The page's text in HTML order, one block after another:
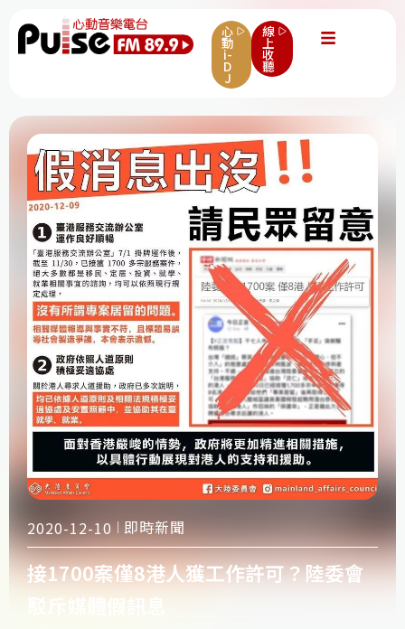
心
動
i-
D
J
線
上
收
聽
2020-12-10 即時新聞
接1700案僅8港人獲工作許可？陸委會
駁斥媒體假訊息